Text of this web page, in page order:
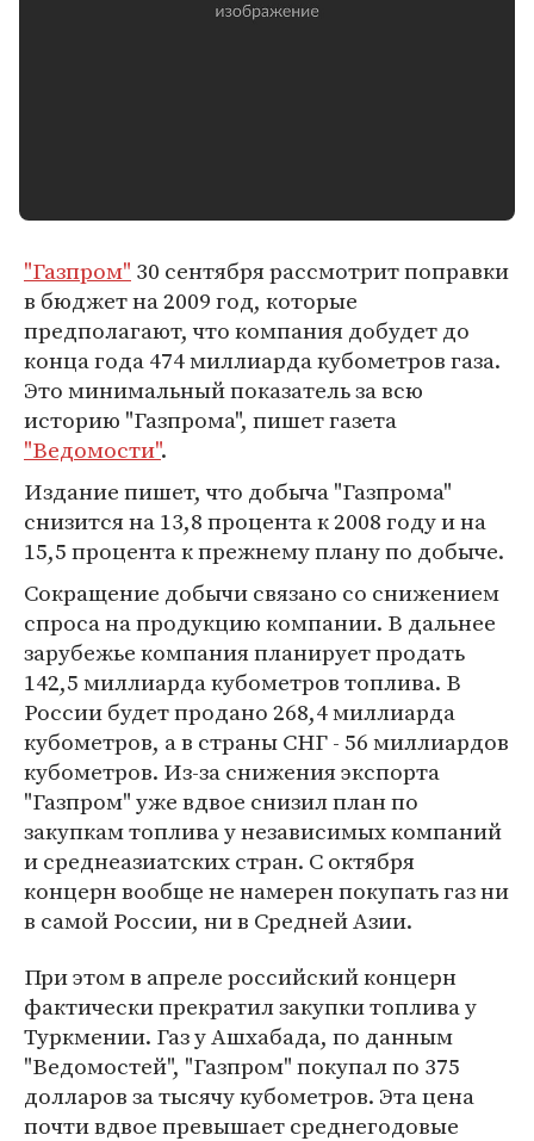
"Газпром" 30 сентября рассмотрит поправки
в бюджет на 2009 год, которые
предполагают, что компания добудет до
конца года 474 миллиарда кубометров газа.
Это минимальный показатель за всю
историю "Газпрома", пишет газета
"Ведомости".
Издание пишет, что добыча "Газпрома"
снизится на 13,8 процента к 2008 году и на
15,5 процента к прежнему плану по добыче.
Сокращение добычи связано со снижением
спроса на продукцию компании. В дальнее
зарубежье компания планирует продать
142,5 миллиарда кубометров топлива. В
России будет продано 268,4 миллиарда
кубометров, а в страны СНГ - 56 миллиардов
кубометров. Из-за снижения экспорта
"Газпром" уже вдвое снизил план по
закупкам топлива у независимых компаний
и среднеазиатских стран. С октября
концерн вообще не намерен покупать газ ни
в самой России, ни в Средней Азии.
При этом в апреле российский концерн
фактически прекратил закупки топлива у
Туркмении. Газ у Ашхабада, по данным
"Ведомостей", "Газпром" покупал по 375
долларов за тысячу кубометров. Эта цена
почти вдвое превышает среднегодовые